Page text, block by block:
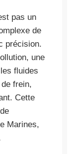
pas un
de
précision.
une
fluides
frein,
Cette
Marines,